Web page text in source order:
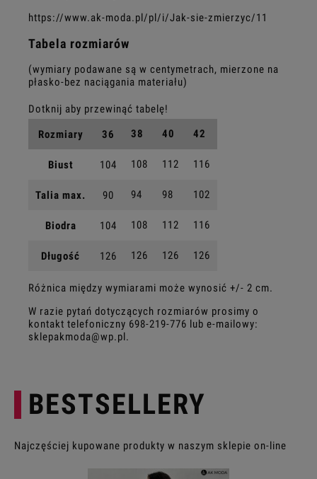
https://www.ak-moda.pl/pl/i/Jak-sie-zmierzyc/11
Tabela rozmiarów
(wymiary podawane są w centymetrach, mierzone na
płasko-bez naciągania materiału)
Rozmiary 36 38 40 42
Biust 104 108 112 116
Talia max. 90 94 98 102
Biodra 104 108 112 116
Długość 126 126 126 126
Różnica między wymiarami może wynosić +/- 2 cm.
W razie pytań dotyczących rozmiarów prosimy o
kontakt telefoniczny 698-219-776 lub e-mailowy:
sklepakmoda@wp.pl.
BESTSELLERY
Najczęściej kupowane produkty w naszym sklepie on-line